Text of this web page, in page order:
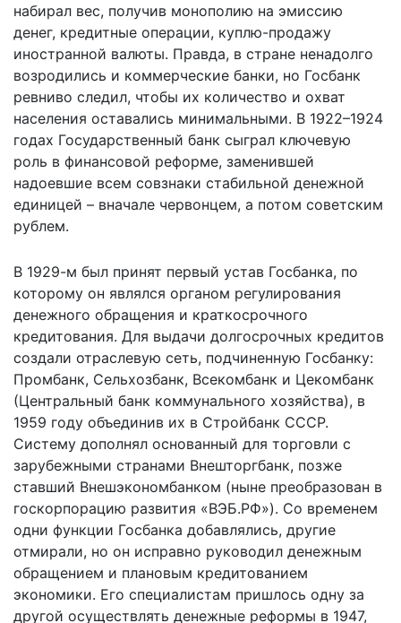
набирал вес, получив монополию на эмиссию
денег, кредитные операции, куплю-продажу
иностранной валюты. Правда, в стране ненадолго
возродились и коммерческие банки, но Госбанк
ревниво следил, чтобы их количество и охват
населения оставались минимальными. В 1922–1924
годах Государственный банк сыграл ключевую
роль в финансовой реформе, заменившей
надоевшие всем совзнаки стабильной денежной
единицей – вначале червонцем, а потом советским
рублем.
В 1929-м был принят первый устав Госбанка, по
которому он являлся органом регулирования
денежного обращения и краткосрочного
кредитования. Для выдачи долгосрочных кредитов
создали отраслевую сеть, подчиненную Госбанку:
Промбанк, Сельхозбанк, Всекомбанк и Цекомбанк
(Центральный банк коммунального хозяйства), в
1959 году объединив их в Стройбанк СССР.
Систему дополнял основанный для торговли с
зарубежными странами Внешторгбанк, позже
ставший Внешэкономбанком (ныне преобразован в
госкорпорацию развития «ВЭБ.РФ»). Со временем
одни функции Госбанка добавлялись, другие
отмирали, но он исправно руководил денежным
обращением и плановым кредитованием
экономики. Его специалистам пришлось одну за
другой осуществлять денежные реформы в 1947,